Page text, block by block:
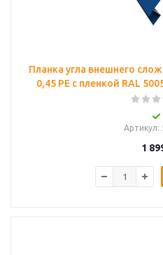
Планка угла внешнего
0,45 PE с пленкой RAL
Артикул:
1